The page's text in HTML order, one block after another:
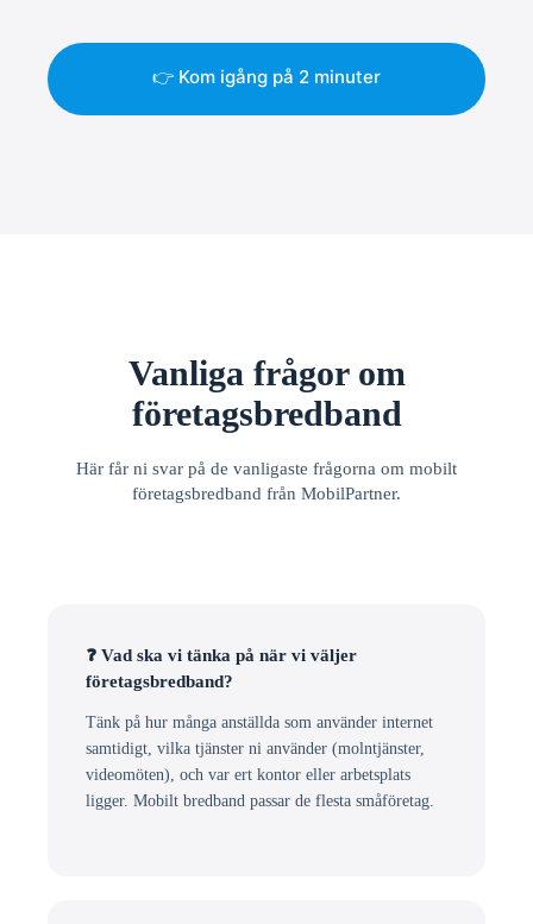
👉 Kom igång på 2 minuter
Vanliga frågor om
företagsbredband
Här får ni svar på de vanligaste frågorna om mobilt
företagsbredband från MobilPartner.
❓ Vad ska vi tänka på när vi väljer
företagsbredband?
Tänk på hur många anställda som använder internet
samtidigt, vilka tjänster ni använder (molntjänster,
videomöten), och var ert kontor eller arbetsplats
ligger. Mobilt bredband passar de flesta småföretag.